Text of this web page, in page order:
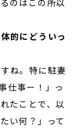
のはこの所以
的にどういっ
ね。特に駐妻
仕事ー！」っ
たことで、以
い何？」って